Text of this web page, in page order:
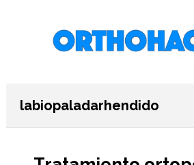
primarialabiopaladarhendido